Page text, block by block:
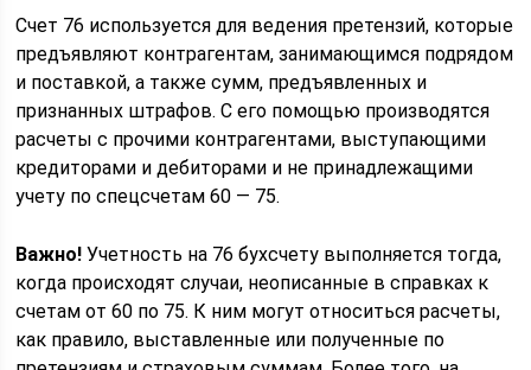
Счет 76 используется для ведения претензий, которые
предъявляют контрагентам, занимающимся подрядом
и поставкой, а также сумм, предъявленных и
признанных штрафов. С его помощью производятся
расчеты с прочими контрагентами, выступающими
кредиторами и дебиторами и не принадлежащими
учету по спецсчетам 60 — 75.
Важно! Учетность на 76 бухсчету выполняется тогда,
когда происходят случаи, неописанные в справках к
счетам от 60 по 75. К ним могут относиться расчеты,
как правило, выставленные или полученные по